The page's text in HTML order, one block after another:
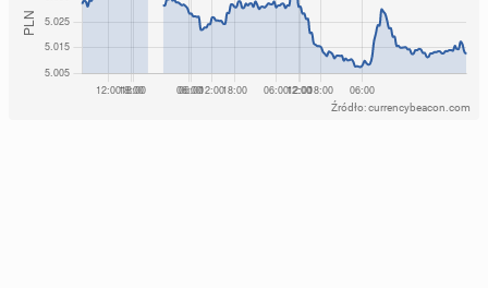
Źródło: currencybeacon.com